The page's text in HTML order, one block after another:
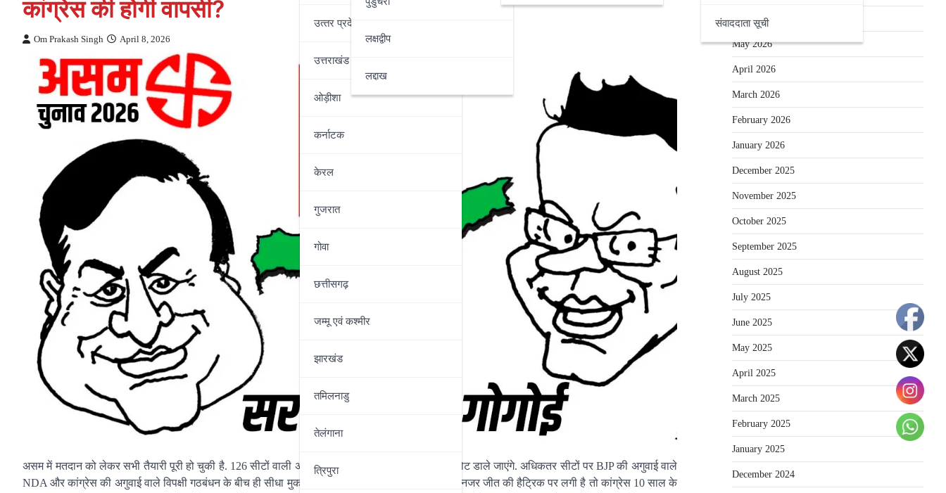
उत्‍तर प्रदेश
उत्तराखंड
ओड़ीशा
कर्नाटक
केरल
गुजरात
गोवा
छत्तीसगढ़
जम्‍मू एवं कश्‍मीर
झारखंड
तमिलनाडु
तेलंगाना
त्रिपुरा
लक्षद्वीप
लद्दाख
संवाददाता सूची
कांग्रेस की होगी वापसी?
Om Prakash Singh April 8, 2026
असम में मतदान को लेकर सभी तैयारी पूरी हो चुकी है. 126 सीटों वाली असम विधानसभा के लिए कल गुरुवार को वोट डाले जाएंगे. अधिकतर सीटों पर BJP की अगुवाई वाले
NDA और कांग्रेस की अगुवाई वाले विपक्षी गठबंधन के बीच ही सीधा मुकाबला होने की उम्मीद है. चुनाव में BJP की नजर जीत की हैट्रिक पर लगी है तो कांग्रेस 10 साल के
June 2026
May 2026
April 2026
March 2026
February 2026
January 2026
December 2025
November 2025
October 2025
September 2025
August 2025
July 2025
June 2025
May 2025
April 2025
March 2025
February 2025
January 2025
December 2024